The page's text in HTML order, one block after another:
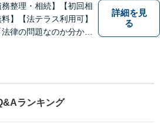
務整理・相続】【初回相
】【法テラス利用可】
律の問題なのか分から
ださい。 みなさまの不安
りのぞくことを第一に考
ます。
詳細を見
る
ランキング